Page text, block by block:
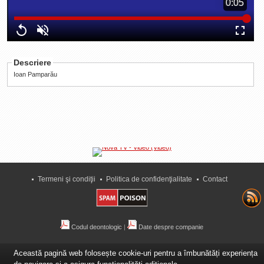
Subiecte grele
Bucuria Credinţei
Replica Braşovului
Loaded:
0%
0:05
Progress:
0%
Replay Unmute
Duration
Time
0:05
Descriere
Ioan Pamparău
Termeni şi condiţii Politica de confidenţialitate Contact
Codul deontologic | Date despre companie
Această pagină web folosește cookie-uri pentru a îmbunătăți experiența